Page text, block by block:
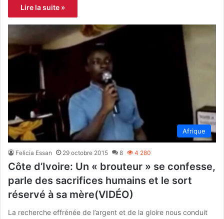
Lire la suite »
Afrique
Felicia Essan 29 octobre 2015 8 4 280
Côte d’Ivoire: Un « brouteur » se confesse,
parle des sacrifices humains et le sort
réservé à sa mère(VIDÉO)
La recherche effrénée de l’argent et de la gloire nous conduit